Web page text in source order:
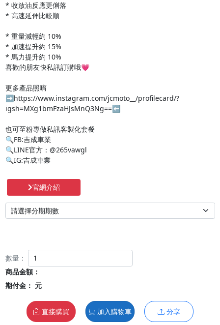
* 收放油反應更俐落
* 高速延伸比較順
* 重量減輕約 10%
* 加速提升約 15%
* 馬力提升約 10%
喜歡的朋友快私訊訂購哦💗
更多產品照唷
➡️https://www.instagram.com/jcmoto__/profilecard/?
igsh=MXg1bmFzaHJsMnQ3Ng==⬅️
也可至粉專做私訊客製化套餐
🔍FB:吉成車業
🔍LINE官方：@265vawgl
🔍IG:吉成車業
官網介紹
數量：
商品金額：
期付金： 元
直接購買 加入購物車 分享